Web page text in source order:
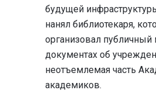
будущей
нанял библиотекаря,
организовал
документах об
неотъемлемая часть
академиков.